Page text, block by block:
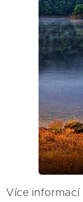
Více informací